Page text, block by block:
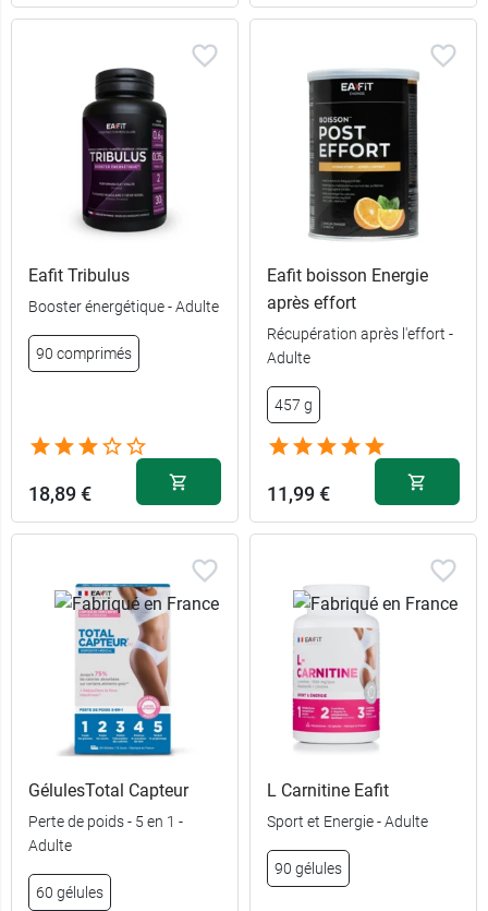
Eafit Tribulus
Booster énergétique - Adulte
90 comprimés
18,89 €
Eafit boisson Energie
après effort
Récupération après l'effort -
Adulte
457 g
11,99 €
GélulesTotal Capteur
Perte de poids - 5 en 1 -
Adulte
60 gélules
L Carnitine Eafit
Sport et Energie - Adulte
90 gélules